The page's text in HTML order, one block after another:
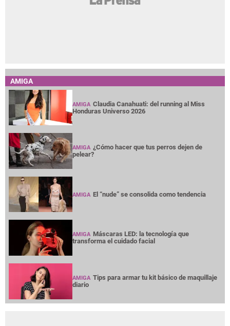
AMIGA
AMIGA Claudia Canahuati: del running al Miss
Honduras Universo 2026
AMIGA ¿Cómo hacer que tus perros dejen de
pelear?
AMIGA El “nude” se consolida como tendencia
AMIGA Máscaras LED: la tecnología que
transforma el cuidado facial
AMIGA Tips para armar tu kit básico de maquillaje
diario